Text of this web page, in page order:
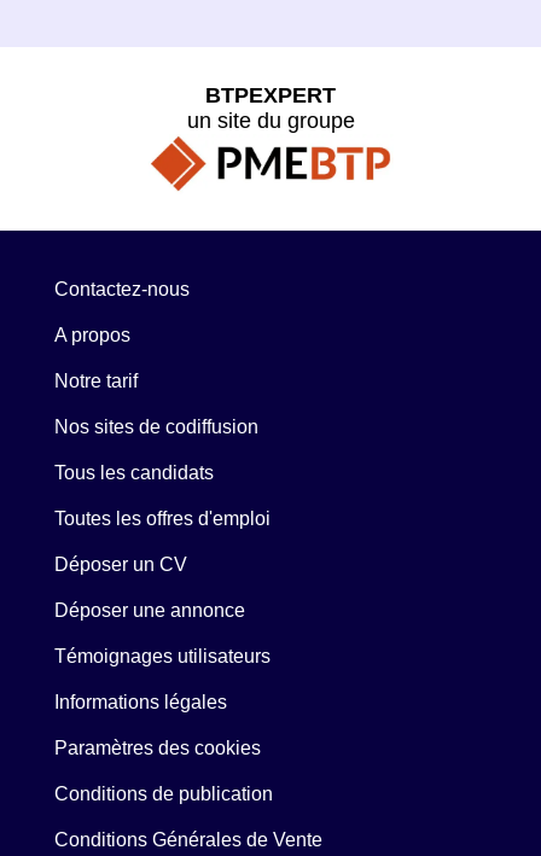
BTPEXPERT
un site du groupe
Contactez-nous
A propos
Notre tarif
Nos sites de codiffusion
Tous les candidats
Toutes les offres d'emploi
Déposer un CV
Déposer une annonce
Témoignages utilisateurs
Informations légales
Paramètres des cookies
Conditions de publication
Conditions Générales de Vente